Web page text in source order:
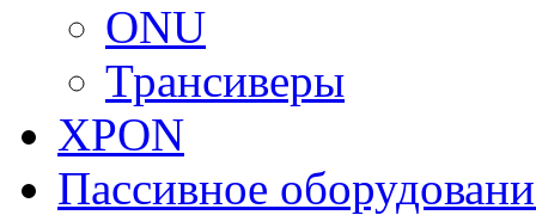
ONU
Трансиверы
XPON
Пассивное